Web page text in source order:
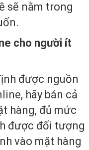
sẽ nằm trong
cho người ít
được nguồn
hãy bán cả
hàng, đủ mức
được đối tượng
vào mặt hàng